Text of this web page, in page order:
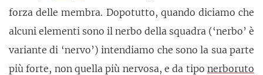
forza delle membra. Dopotutto, quando diciamo che
alcuni elementi sono il nerbo della squadra (‘nerbo’ è
variante di ‘nervo’) intendiamo che sono la sua parte
più forte, non quella più nervosa, e da tipo nerboruto